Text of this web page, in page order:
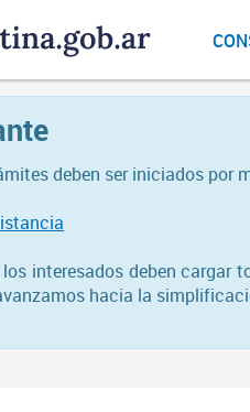
deben ser iniciados por
interesados deben cargar
hacia la